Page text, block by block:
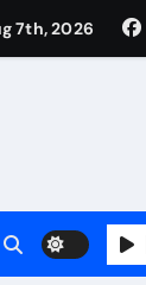
7th, 2026